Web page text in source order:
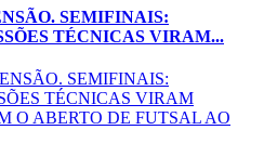
SEMIFINAIS:
TÉCNICAS VIRAM...